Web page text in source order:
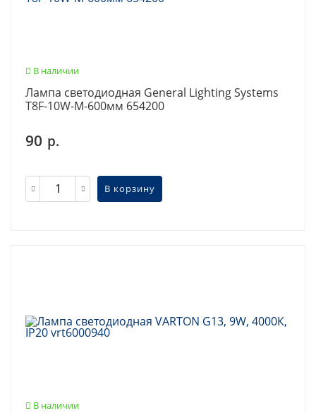
В наличии
Лампа светодиодная General Lighting Systems
T8F-10W-M-600мм 654200
90 р.
В корзину
В наличии